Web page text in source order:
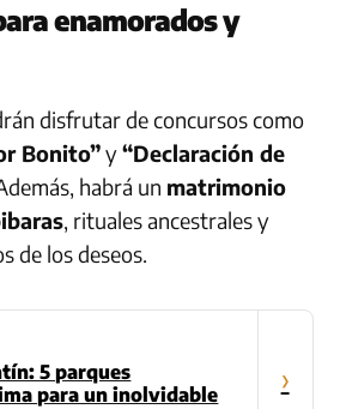
enamorados y
disfrutar de concursos como
Bonito”y“Declaración de
habrá un matrimonio
, rituales ancestrales y
de los deseos.
5 parques
para un inolvidable
›